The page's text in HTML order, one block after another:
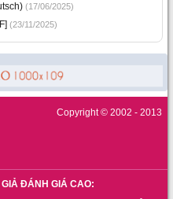
(17/06/2025)
(23/11/2025)
Copyright © 2002 - 2013
ĐÁNH GIÁ CAO: